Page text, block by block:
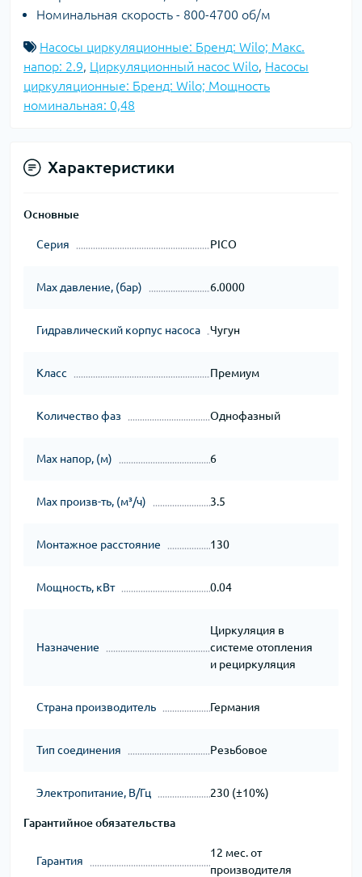
Номинальная скорость - 800-4700 об/м
Насосы циркуляционные: Бренд: Wilo; Макс.
напор: 2.9 Циркуляционный насос Wilo Насосы
циркуляционные: Бренд: Wilo; Мощность
номинальная: 0,48
Характеристики
Основные
Серия PICO
Max давление, (бар) 6.0000
Гидравлический корпус насоса Чугун
Класс Премиум
Количество фаз Однофазный
Мах напор, (м) 6
Мах произв-ть, (м³/ч) 3.5
Монтажное расстояние 130
Мощность, кВт 0.04
Назначение
Циркуляция в
системе отопления
и рециркуляция
Страна производитель Германия
Тип соединения Резьбовое
Электропитание, В/Гц 230 (±10%)
Гарантийное обязательства
Гарантия
12 мес. от
производителя